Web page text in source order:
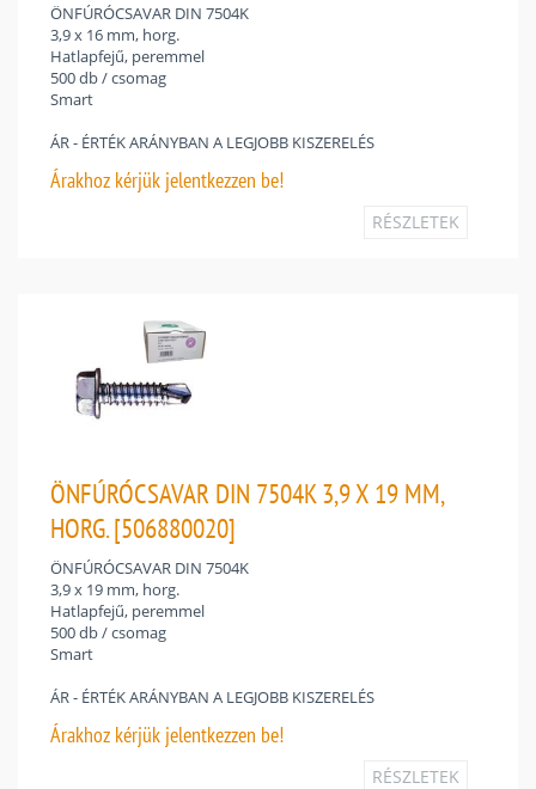
ÖNFÚRÓCSAVAR DIN 7504K
3,9 x 16 mm, horg.
Hatlapfejű, peremmel
500 db / csomag
Smart
ÁR - ÉRTÉK ARÁNYBAN A LEGJOBB KISZERELÉS
Árakhoz kérjük jelentkezzen be!
RÉSZLETEK
ÖNFÚRÓCSAVAR DIN 7504K 3,9 X 19 MM,
HORG. [506880020]
ÖNFÚRÓCSAVAR DIN 7504K
3,9 x 19 mm, horg.
Hatlapfejű, peremmel
500 db / csomag
Smart
ÁR - ÉRTÉK ARÁNYBAN A LEGJOBB KISZERELÉS
Árakhoz kérjük jelentkezzen be!
RÉSZLETEK